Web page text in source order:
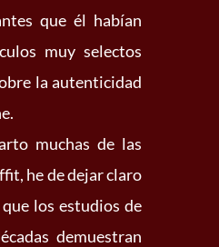
que él habían
muy selectos
la autenticidad
muchas de las
he de dejar claro
los estudios de
demuestran